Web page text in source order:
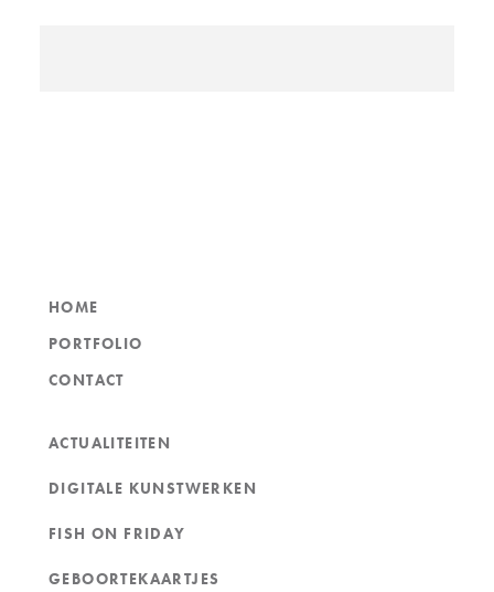
HOME
PORTFOLIO
CONTACT
ACTUALITEITEN
DIGITALE KUNSTWERKEN
FISH ON FRIDAY
GEBOORTEKAARTJES